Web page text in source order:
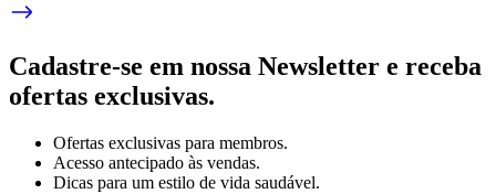
Cadastre-se em nossa Newsletter e receba
ofertas exclusivas.
Ofertas exclusivas para membros.
Acesso antecipado às vendas.
Dicas para um estilo de vida saudável.